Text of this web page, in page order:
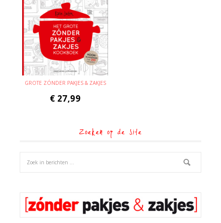
GROTE ZÓNDER PAKJES & ZAKJES
€ 27,99
Zoeken op de site